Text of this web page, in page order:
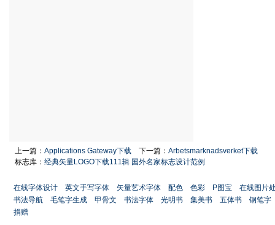
上一篇： Applications Gateway下载 下一篇： Arbetsmarknadsverket下载
标志库： 经典矢量LOGO下载111辑 国外名家标志设计范例
在线字体设计 英文手写字体 矢量艺术字体 配色 色彩 P图宝
在线图片
书法导航
毛笔字生成 甲骨文 书法字体 光明书 集美书 五体书
钢笔字
捐赠